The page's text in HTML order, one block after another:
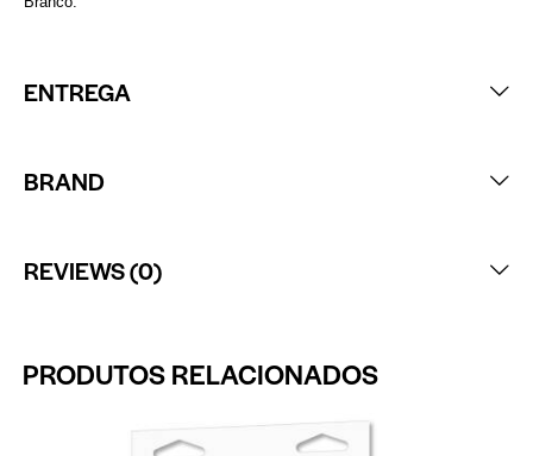
ENTREGA
BRAND
REVIEWS (0)
PRODUTOS RELACIONADOS